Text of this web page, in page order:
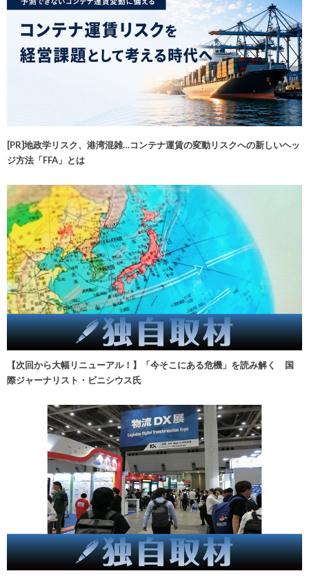
[PR]地政学リスク、港湾混雑…コンテナ運賃の変動リスクへの新しいヘッ
ジ方法「FFA」とは
【次回から大幅リニューアル！】「今そこにある危機」を読み解く 国
際ジャーナリスト・ビニシウス氏